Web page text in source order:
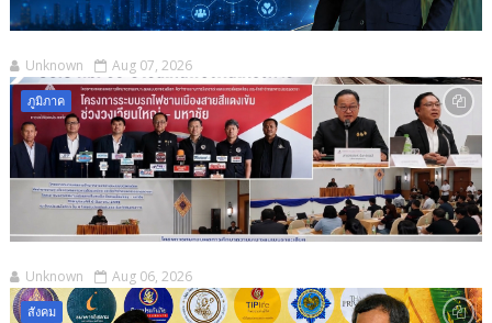
Unknown Aug 07, 2026
ภูมิภาค
Unknown Aug 06, 2026
สังคม